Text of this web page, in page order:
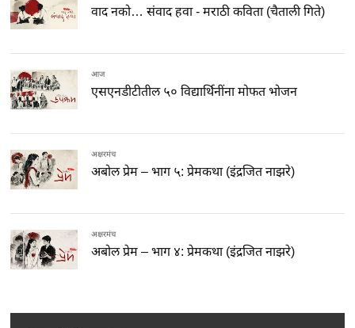
वाद नको… संवाद हवा - मराठी कविता (चैताली गिते)
आज
एसएनडीटीतील ५० विद्यार्थिनींना मोफत भोजन
अक्षरमंच
अबोल प्रेम – भाग ५: प्रेमकथा (इंद्रजित नाझरे)
अक्षरमंच
अबोल प्रेम – भाग ४: प्रेमकथा (इंद्रजित नाझरे)